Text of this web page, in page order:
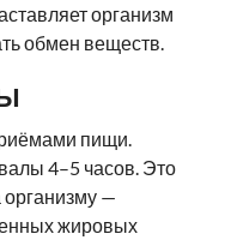
организм
обмен веществ.
пищи.
4–5 часов. Это
организму —
жировых